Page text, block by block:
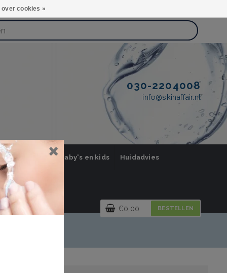
030-2204008
info@skinaffair.nl
Mannen Baby's en kids Huidadvies
€0,00 BESTELLEN
over cookies »